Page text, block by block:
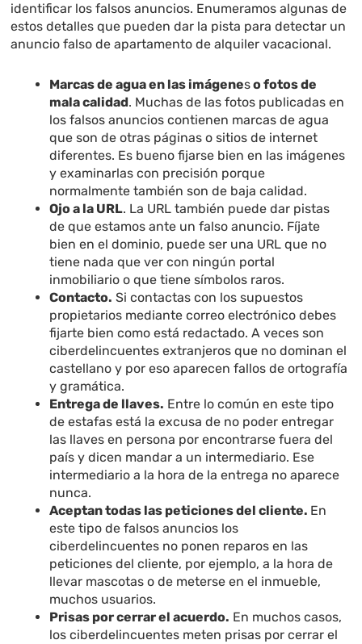
identificar los falsos anuncios. Enumeramos algunas de
estos detalles que pueden dar la pista para detectar un
anuncio falso de apartamento de alquiler vacacional.
Marcas de agua en las imágeneso fotos de
mala calidad. Muchas de las fotos publicadas en
los falsos anuncios contienen marcas de agua
que son de otras páginas o sitios de internet
diferentes. Es bueno fijarse bien en las imágenes
y examinarlas con precisión porque
normalmente también son de baja calidad.
Ojo a la URL. La URL también puede dar pistas
de que estamos ante un falso anuncio. Fíjate
bien en el dominio, puede ser una URL que no
tiene nada que ver con ningún portal
inmobiliario o que tiene símbolos raros.
Contacto. Si contactas con los supuestos
propietarios mediante correo electrónico debes
fijarte bien como está redactado. A veces son
ciberdelincuentes extranjeros que no dominan el
castellano y por eso aparecen fallos de ortografía
y gramática.
Entrega de llaves. Entre lo común en este tipo
de estafas está la excusa de no poder entregar
las llaves en persona por encontrarse fuera del
país y dicen mandar a un intermediario. Ese
intermediario a la hora de la entrega no aparece
nunca.
Aceptan todas las peticiones del cliente. En
este tipo de falsos anuncios los
ciberdelincuentes no ponen reparos en las
peticiones del cliente, por ejemplo, a la hora de
llevar mascotas o de meterse en el inmueble,
muchos usuarios.
Prisas por cerrar el acuerdo. En muchos casos,
los ciberdelincuentes meten prisas por cerrar el